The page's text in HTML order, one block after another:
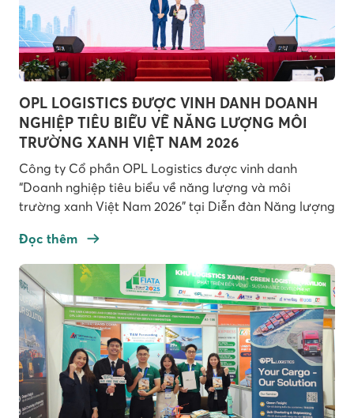
OPL LOGISTICS ĐƯỢC VINH DANH DOANH
NGHIỆP TIÊU BIỂU VỀ NĂNG LƯỢNG MÔI
TRƯỜNG XANH VIỆT NAM 2026
Công ty Cổ phần OPL Logistics được vinh danh
“Doanh nghiệp tiêu biểu về năng lượng và môi
trường xanh Việt Nam 2026” tại Diễn đàn Năng lượng
Thương mại và Công nghiệp Việt Nam (VCCI) tổ
chức. Đây là dấu mốc ghi […]
Đọc thêm